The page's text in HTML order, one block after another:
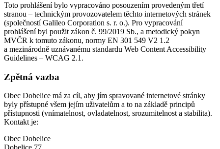
Toto prohlášení bylo vypracováno posouzením provedeným třetí
stranou – technickým provozovatelem těchto internetových stránek
(společností Galileo Corporation s. r. o.). Pro vypracování
prohlášení byl použit zákon č. 99/2019 Sb., a metodický pokyn
MVČR k tomuto zákonu, normy EN 301 549 V2 1.2
a mezinárodně uznávanému standardu Web Content Accessibility
Guidelines – WCAG 2.1.
Zpětná vazba
Obec Dobelice má za cíl, aby jím spravované internetové stránky
byly přístupné všem jejím uživatelům a to na základě principů
přístupnosti (vnímatelnost, ovladatelnost, srozumitelnost a stabilita).
Kontakt je:
Obec Dobelice